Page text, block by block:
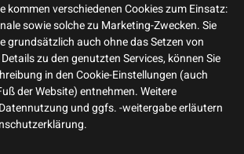
kommen verschiedenen Cookies zum Einsatz:
sowie solche zu Marketing-Zwecken. Sie
grundsätzlich auch ohne das Setzen von
zu den genutzten Services, können Sie
in den Cookie-Einstellungen (auch
der Website) entnehmen. Weitere
und ggfs. -weitergabe erläutern